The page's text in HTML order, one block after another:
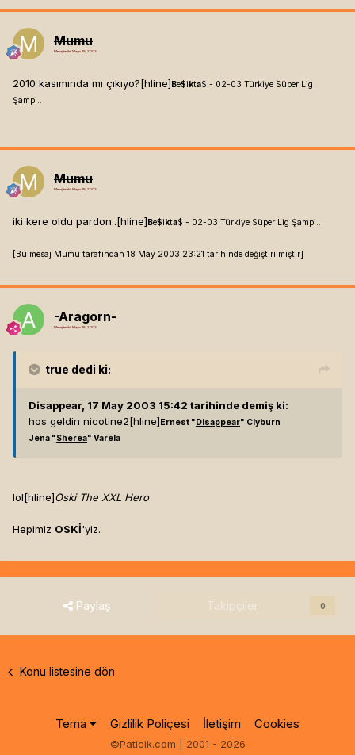
Mumu
Mesaj tarihi: Mayıs 18, 2003
2010 kasımında mı çıkıyo?[hline] Be$i kta$ - 02-03 Türkiye Süper Lig
Şampi..
Mumu
Mesaj tarihi: Mayıs 18, 2003
iki kere oldu pardon..[hline] Be$i kta$ - 02-03 Türkiye Süper Lig Şampi..
[Bu mesaj Mumu tarafından 18 May 2003 23:21 tarihinde değiştirilmiştir]
-Aragorn-
Mesaj tarihi: Mayıs 18, 2003
true dedi ki:
Disappear, 17 May 2003 15:42 tarihinde demiş ki:
hos geldin nicotine2[hline] Ernest " Disappear" Clyburn
Jena "Sherea" Varela
lol[hline]Oski The XXL Hero
Hepimiz OSKİ'yiz.
Paylaş Takipçiler 0
Konu listesine dön
Tema Gizlilik Poliçesi İletişim Cookies
©Paticik.com | 2001 - 2026